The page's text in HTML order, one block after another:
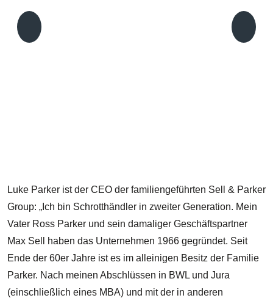
Luke Parker ist der CEO der familiengeführten Sell & Parker
Group: „Ich bin Schrotthändler in zweiter Generation. Mein
Vater Ross Parker und sein damaliger Geschäftspartner
Max Sell haben das Unternehmen 1966 gegründet. Seit
Ende der 60er Jahre ist es im alleinigen Besitz der Familie
Parker. Nach meinen Abschlüssen in BWL und Jura
(einschließlich eines MBA) und mit der in anderen